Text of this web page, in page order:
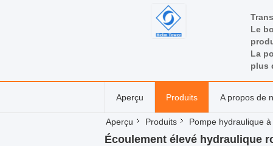
Le
La
plus
Aperçu Produits A propos de
Aperçu Produits Pompe hydraulique
Écoulement élevé hydraulique